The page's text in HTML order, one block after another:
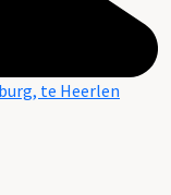
te Heerlen